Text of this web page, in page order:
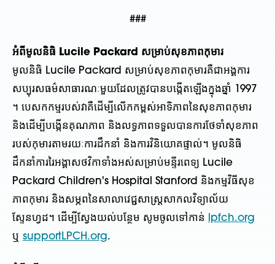
###
អំពីមូលនិធិ Lucile Packard សម្រាប់សុខភាពកុមារ
មូលនិធិ Lucile Packard សម្រាប់សុខភាពកុមារគឺជាអង្គការ
សប្បុរសធម៌សាធារណៈមួយដែលត្រូវបានបង្កើតឡើងក្នុងឆ្នាំ 1997
។ បេសកកម្មរបស់វាគឺដើម្បីលើកកម្ពស់អាទិភាពនៃសុខភាពកុមារ
និងដើម្បីបង្កើនគុណភាព និងលទ្ធភាពទទួលបានការថែទាំសុខភាព
របស់កុមារតាមរយៈការដឹកនាំ និងការវិនិយោគផ្ទាល់។ មូលនិធិ
ដឹកនាំការរៃអង្គាសថវិកាទាំងអស់សម្រាប់មន្ទីរពេទ្យ Lucile
Packard Children's Hospital Stanford និងកម្មវិធីសុខ
ភាពកុមារ និងសម្ភពនៃសាលាវេជ្ជសាស្ត្រសាកលវិទ្យាល័យ
ស្ទែនហ្វដ។ ដើម្បីស្វែងយល់បន្ថែម សូមចូលទៅកាន់
lpfch.org
ឬ supportLPCH.org.